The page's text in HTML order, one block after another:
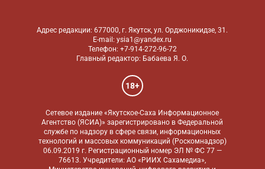
Адрес редакции: 677000, г. Якутск, ул. Орджоникидзе, 31.
E-mail: ysia1@yandex.ru
Телефон: +7-914-272-96-72
Главный редактор: Бабаева Я. О.
18+
Сетевое издание «Якутское-Саха Информационное
Агентство (ЯСИА)» зарегистрировано в Федеральной
службе по надзору в сфере связи, информационных
технологий и массовых коммуникаций (Роскомнадзор)
06.09.2019 г. Регистрационный номер ЭЛ № ФС 77 —
76613. Учредители: АО «РИИХ Сахамедиа»,